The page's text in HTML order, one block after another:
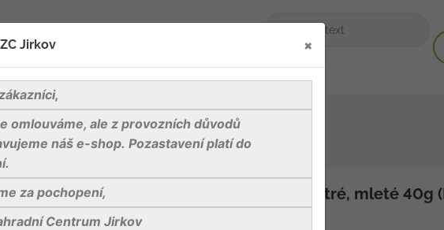
Kontakty
ostré, mleté 40g (Kayenský pepř)
Chilli bio extra ostré, mleté 40g
pepř)
Jirkov ×
omlouváme, ale z provozních důvodů
náš e-shop. Pozastavení platí do
za pochopení,
Centrum Jirkov